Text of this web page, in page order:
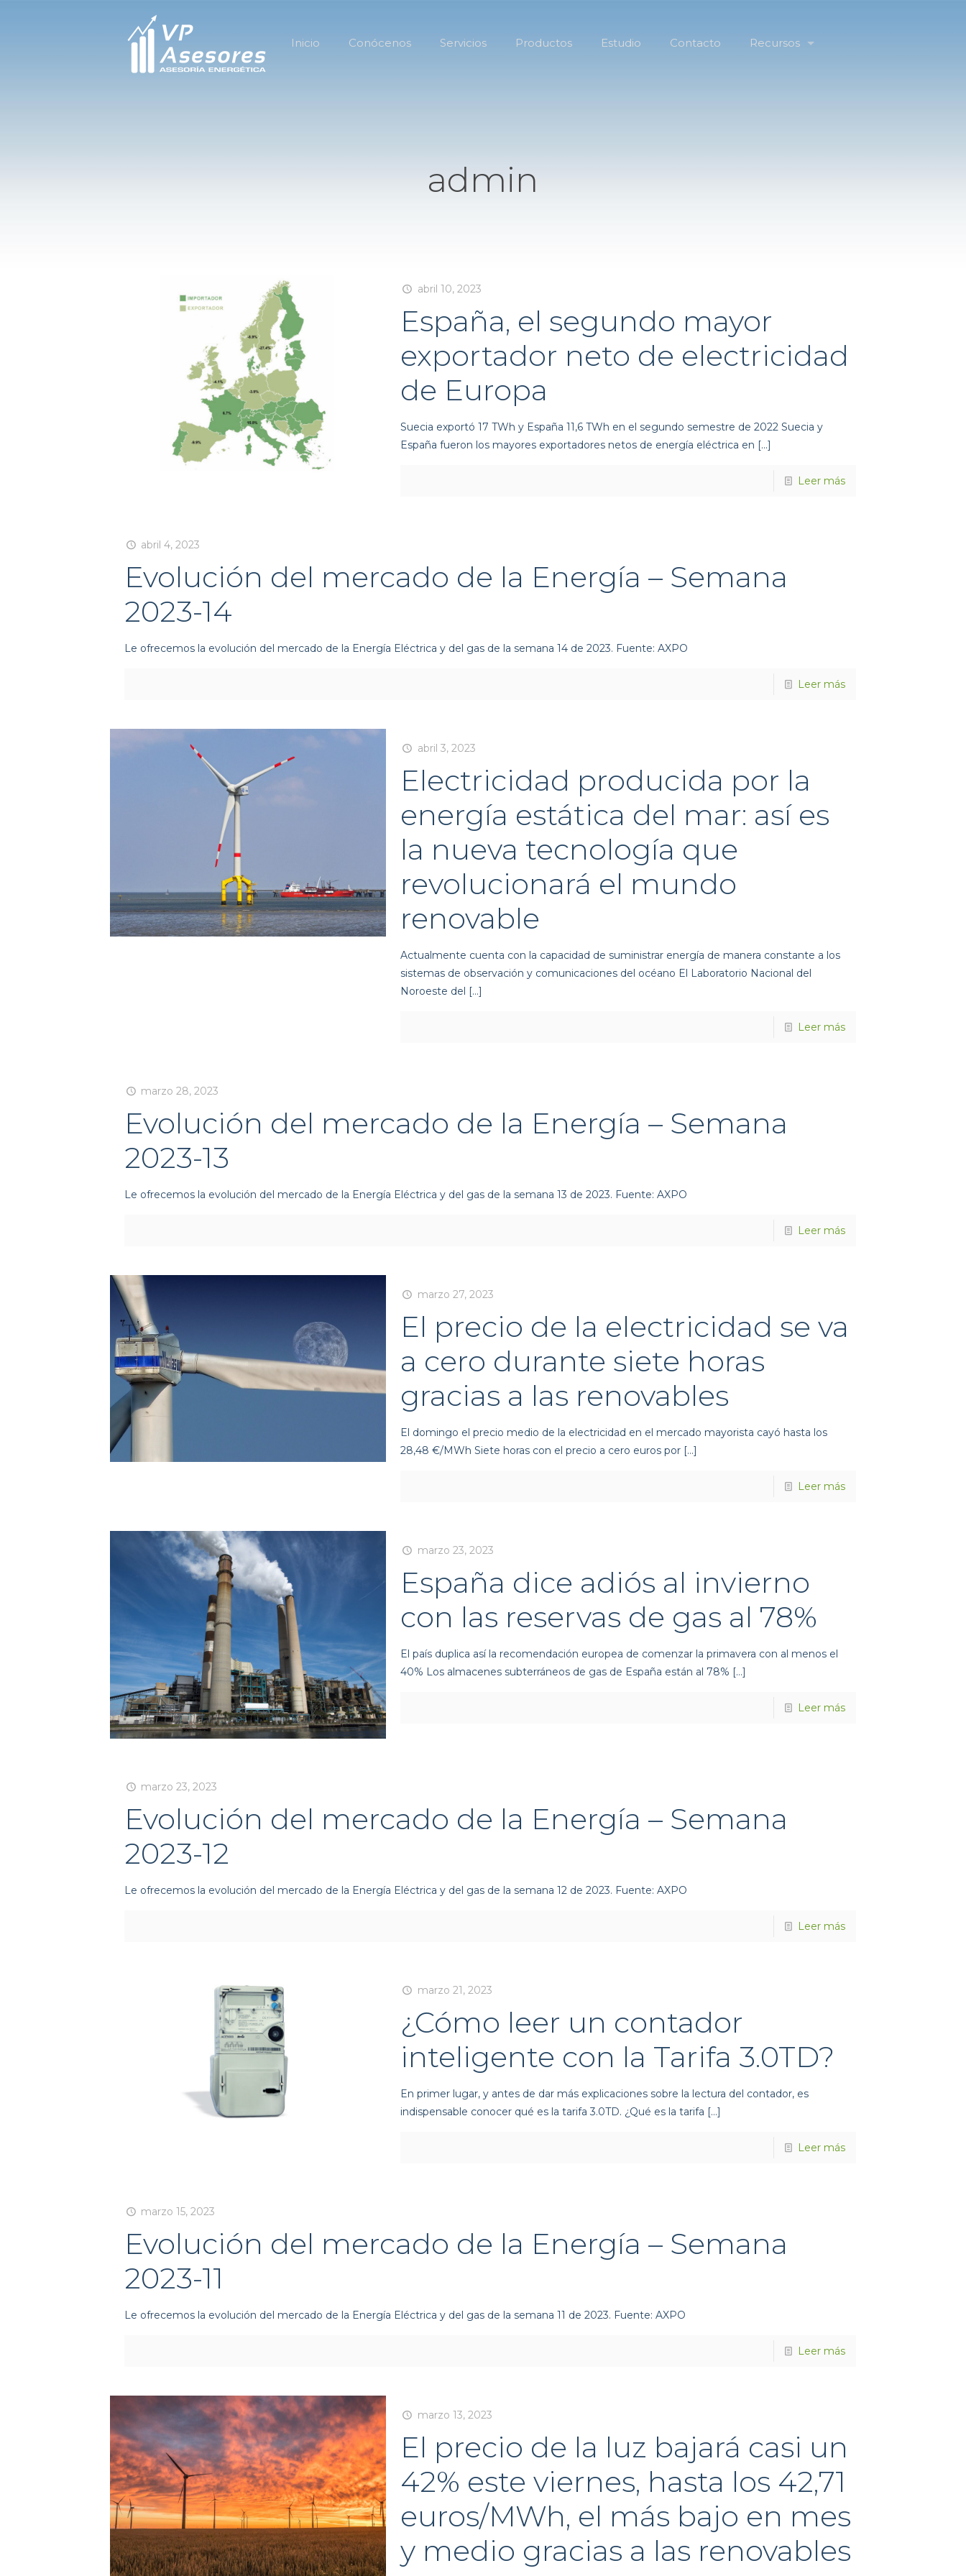
Inicio Conócenos Servicios Productos Estudio Contacto Recursos
admin
abril 10, 2023
España, el segundo mayor
exportador neto de electricidad
de Europa
Suecia exportó 17 TWh y España 11,6 TWh en el segundo semestre de 2022 Suecia y
España fueron los mayores exportadores netos de energía eléctrica en […]
Leer más
abril 4, 2023
Evolución del mercado de la Energía – Semana
2023-14
Le ofrecemos la evolución del mercado de la Energía Eléctrica y del gas de la semana 14 de 2023. Fuente: AXPO
Leer más
abril 3, 2023
Electricidad producida por la
energía estática del mar: así es
la nueva tecnología que
revolucionará el mundo
renovable
Actualmente cuenta con la capacidad de suministrar energía de manera constante a los
sistemas de observación y comunicaciones del océano El Laboratorio Nacional del
Noroeste del […]
Leer más
marzo 28, 2023
Evolución del mercado de la Energía – Semana
2023-13
Le ofrecemos la evolución del mercado de la Energía Eléctrica y del gas de la semana 13 de 2023. Fuente: AXPO
Leer más
marzo 27, 2023
El precio de la electricidad se va
a cero durante siete horas
gracias a las renovables
El domingo el precio medio de la electricidad en el mercado mayorista cayó hasta los
28,48 €/MWh Siete horas con el precio a cero euros por[…]
Leer más
marzo 23, 2023
España dice adiós al invierno
con las reservas de gas al 78%
El país duplica así la recomendación europea de comenzar la primavera con al menos el
40% Los almacenes subterráneos de gas de España están al 78% […]
Leer más
marzo 23, 2023
Evolución del mercado de la Energía – Semana
2023-12
Le ofrecemos la evolución del mercado de la Energía Eléctrica y del gas de la semana 12 de 2023. Fuente: AXPO
Leer más
marzo 21, 2023
¿Cómo leer un contador
inteligente con la Tarifa 3.0TD?
En primer lugar, y antes de dar más explicaciones sobre la lectura del contador, es
indispensable conocer qué es la tarifa 3.0TD. ¿Qué es la tarifa […]
Leer más
marzo 15, 2023
Evolución del mercado de la Energía – Semana
2023-11
Le ofrecemos la evolución del mercado de la Energía Eléctrica y del gas de la semana 11 de 2023. Fuente: AXPO
Leer más
marzo 13, 2023
El precio de la luz bajará casi un
42% este viernes, hasta los 42,71
euros/MWh, el más bajo en mes
y medio gracias a las renovables